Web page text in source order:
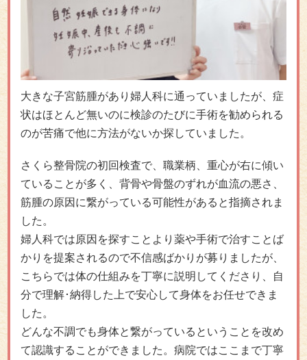
大きな子宮筋腫があり婦人科に通っていましたが、症
状はほとんど無いのに検診のたびに手術を勧められる
のが苦痛で他に方法がないか探していました。
さくら整骨院の初回検査で、職業柄、重心が右に傾い
ていることが多く、背骨や骨盤のずれが血流の悪さ、
筋腫の原因に繋がっている可能性があると指摘されま
した。
婦人科では原因を探すことより薬や手術で治すことば
かりを提案されるので不信感ばかりが募りましたが、
こちらでは体の仕組みを丁寧に説明してくださり、自
分で理解･納得した上で安心して身体をお任せできま
した。
どんな不調でも身体と繋がっているということを改め
て認識することができました。病院ではここまで丁寧